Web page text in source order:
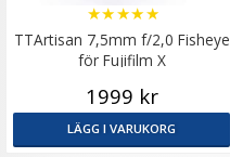
TTArtisan 7,5mm f/2,0 Fisheye
för Fujifilm X
★★★★★
1999 kr
LÄGG I VARUKORG